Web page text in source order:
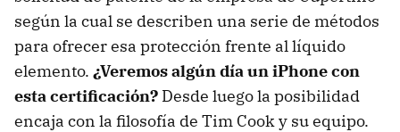
según la cual se describen una serie de métodos
para ofrecer esa protección frente al líquido
elemento. ¿Veremos algún día un iPhone con
esta certificación? Desde luego la posibilidad
encaja con la filosofía de Tim Cook y su equipo.